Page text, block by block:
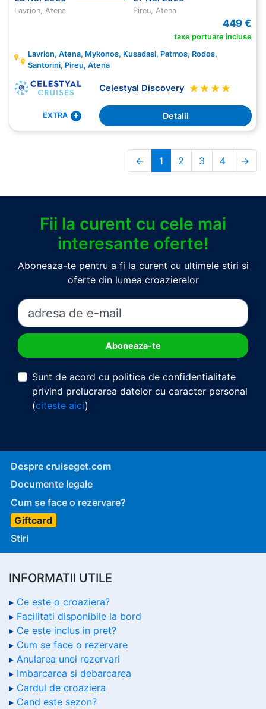
Lavrion, Atena Pireu, Atena
449 €
taxe portuare incluse
Lavrion, Atena, Mykonos, Kusadasi, Patmos, Rodos,
Santorini, Pireu, Atena
Celestyal Discovery
EXTRA Detalii
← 1 2 3 4 →
Fii la curent cu cele mai
interesante oferte!
Aboneaza-te pentru a fi la curent cu ultimele stiri si
oferte din lumea croazierelor
Sunt de acord cu politica de confidentialitate
privind prelucrarea datelor cu caracter personal
(citeste aici)
Despre cruiseget.com
Documente legale
Cum se face o rezervare?
Giftcard
Stiri
INFORMATII UTILE
Ce este o croaziera?
Facilitati disponibile la bord
Ce este inclus in pret?
Cum se face o rezervare
Anularea unei rezervari
Imbarcarea si debarcarea
Cardul de croaziera
Cand este sezon?